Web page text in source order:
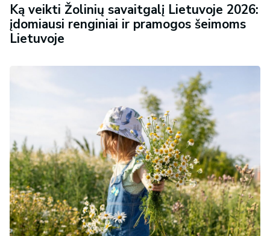
Ką veikti Žolinių savaitgalį Lietuvoje 2026:
įdomiausi renginiai ir pramogos šeimoms
Lietuvoje